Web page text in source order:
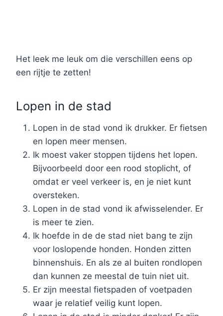
Het leek me leuk om die verschillen eens op
een rijtje te zetten!
Lopen in de stad
Lopen in de stad vond ik drukker. Er fietsen
en lopen meer mensen.
Ik moest vaker stoppen tijdens het lopen.
Bijvoorbeeld door een rood stoplicht, of
omdat er veel verkeer is, en je niet kunt
oversteken.
Lopen in de stad vond ik afwisselender. Er
is meer te zien.
Ik hoefde in de de stad niet bang te zijn
voor loslopende honden. Honden zitten
binnenshuis. En als ze al buiten rondlopen
dan kunnen ze meestal de tuin niet uit.
Er zijn meestal fietspaden of voetpaden
waar je relatief veilig kunt lopen.